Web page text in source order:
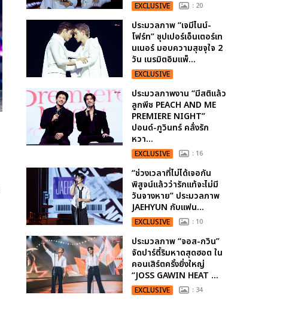
EXCLUSIVE : 20
ประมวลภาพ “เจมีไนน์-
โฟร์ท” ซุปเปอร์เอ็นเตอร์เท
นเนอร์ มอบความสุขจุใจ 2
วัน เนรมิตอิมแพ็...
EXCLUSIVE
ประมวลภาพงาน “มีสติแล้ว
ลูกพีช PEACH AND ME
PREMIERE NIGHT”
ปอนด์-ภูวินทร์ คลั่งรัก
หวา...
EXCLUSIVE : 16
“ช่วงเวลาที่ไม่ได้เจอกัน
พิสูจน์แล้วว่ารักแท้จะไม่มี
วันจางหาย” ประมวลภาพ
JAEHYUN กับแฟน...
EXCLUSIVE : 10
ประมวลภาพ “จอส-กวิน”
จัดปาร์ตี้ริมหาดสุดฮอต ใน
คอนเสิร์ตครั้งยิ่งใหญ่
“JOSS GAWIN HEAT ...
EXCLUSIVE : 34